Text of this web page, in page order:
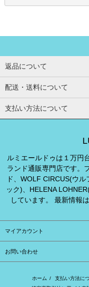
返品について
配送・送料について
支払い方法について
ルミエールドゥは１万円
ランド通販専門店です。
ド、WOLF CIRCUS(ウ
ック)、HELENA
しています。 最新情報
マイアカウント
お問い合わせ
ホーム / 支払い方法に